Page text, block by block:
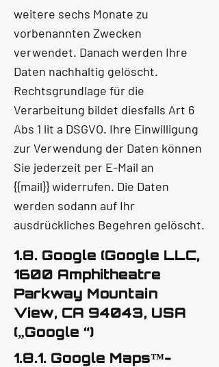
weitere sechs Monate zu
vorbenannten Zwecken
verwendet. Danach werden Ihre
Daten nachhaltig gelöscht.
Rechtsgrundlage für die
Verarbeitung bildet diesfalls Art 6
Abs 1 lit a DSGVO. Ihre Einwilligung
zur Verwendung der Daten können
Sie jederzeit per E-Mail an
{{mail}} widerrufen. Die Daten
werden sodann auf Ihr
ausdrückliches Begehren gelöscht.
1.8. Google (Google LLC,
1600 Amphitheatre
Parkway Mountain
View, CA 94043, USA
(„Google “)
1.8.1. Google Maps™-